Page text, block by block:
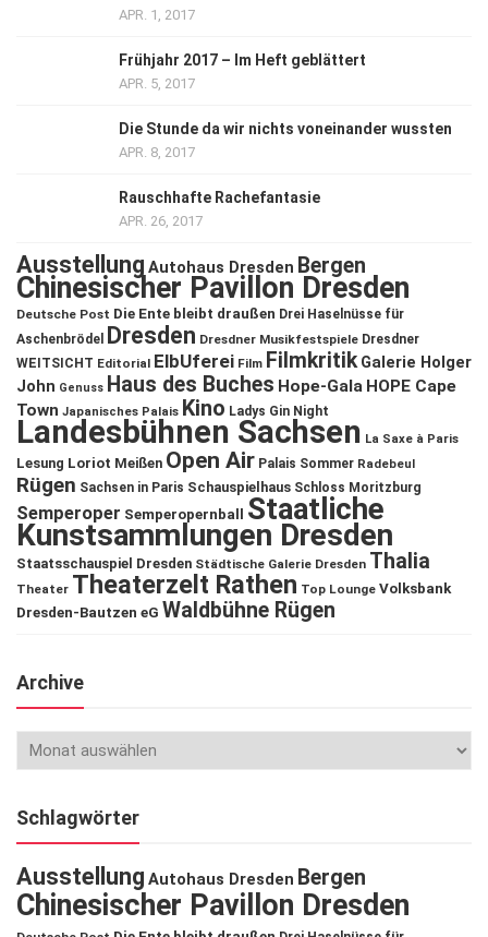
APR. 1, 2017
Frühjahr 2017 – Im Heft geblättert
APR. 5, 2017
Die Stunde da wir nichts voneinander wussten
APR. 8, 2017
Rauschhafte Rachefantasie
APR. 26, 2017
Ausstellung Autohaus Dresden Bergen
Chinesischer Pavillon Dresden
Deutsche Post Die Ente bleibt draußen Drei Haselnüsse für
Aschenbrödel
Dresden Dresdner Musikfestspiele Dresdner
WEITSICHT Editorial ElbUferei Film Filmkritik Galerie Holger
John Genuss Haus des Buches Hope-Gala HOPE Cape
Town Japanisches Palais Kino Ladys Gin Night
Landesbühnen Sachsen La Saxe à Paris
Lesung Loriot Meißen Open Air Palais Sommer Radebeul
Rügen Sachsen in Paris Schauspielhaus Schloss Moritzburg
Semperoper Semperopernball Staatliche
Kunstsammlungen Dresden
Staatsschauspiel Dresden Städtische Galerie Dresden Thalia
Theater Theaterzelt Rathen Top Lounge Volksbank
Dresden-Bautzen eG Waldbühne Rügen
Archive
Schlagwörter
Ausstellung Autohaus Dresden Bergen
Chinesischer Pavillon Dresden